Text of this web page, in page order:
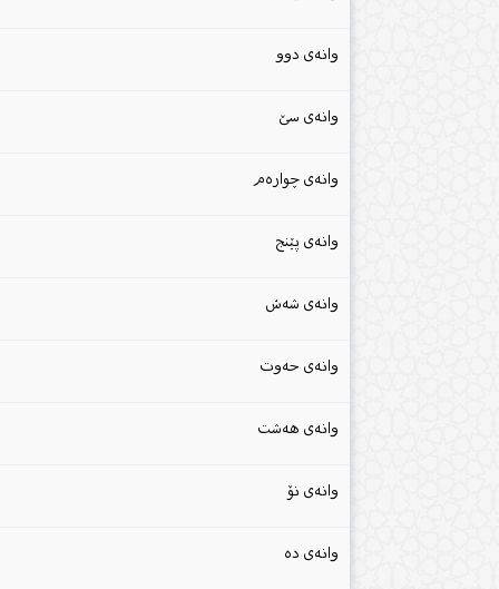
وانەی دوو
وانەی سێ
وانەی چوارەم
وانەی پێنج
وانەی شەش
وانەی حەوت
وانەی هەشت
وانەی نۆ
وانەی دە